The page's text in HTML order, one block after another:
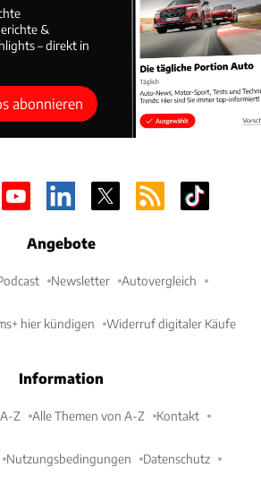
&
– direkt in
abonnieren
Angebote
Newsletter Autovergleich
hier kündigen Widerruf digitaler Käufe
Information
Z Alle Themen von A-Z Kontakt
Nutzungsbedingungen Datenschutz